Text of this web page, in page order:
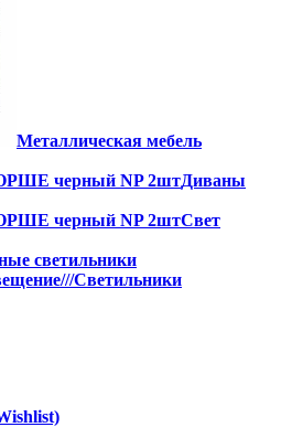
Металлическая мебель
Диваны
Свет
светильники
Светильники